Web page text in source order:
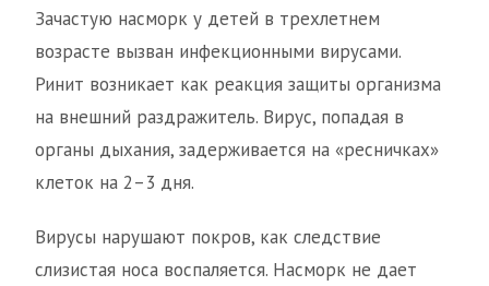
Зачастую насморк у детей в трехлетнем
возрасте вызван инфекционными вирусами.
Ринит возникает как реакция защиты организма
на внешний раздражитель. Вирус, попадая в
органы дыхания, задерживается на «ресничках»
клеток на 2–3 дня.
Вирусы нарушают покров, как следствие
слизистая носа воспаляется. Насморк не дает